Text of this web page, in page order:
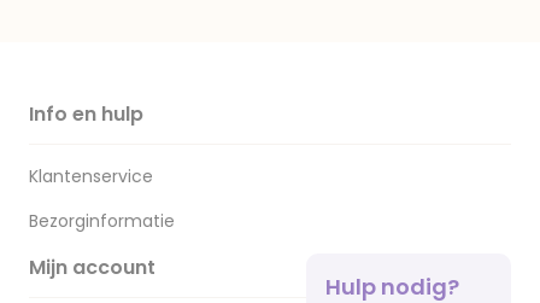
Info en hulp
Klantenservice
Bezorginformatie
Mijn account
Hulp nodig?